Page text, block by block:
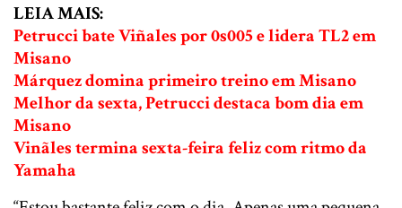
LEIA MAIS:
Petrucci bate Viñales por 0s005 e lidera TL2 em
Misano
Márquez domina primeiro treino em Misano
Melhor da sexta, Petrucci destaca bom dia em
Misano
Vinãles termina sexta-feira feliz com ritmo da
Yamaha